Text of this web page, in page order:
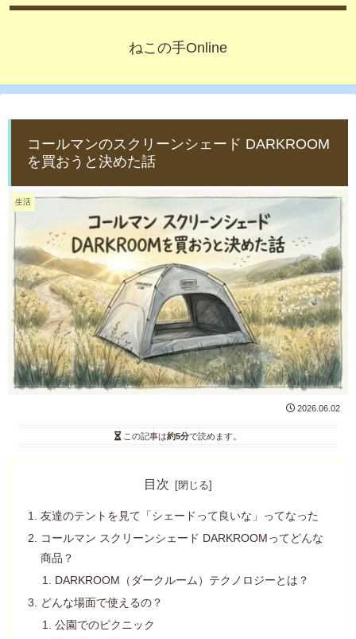
ねこの手Online
コールマンのスクリーンシェード DARKROOM
を買おうと決めた話
生活
2026.06.02
この記事は約5分で読めます。
目次
友達のテントを見て「シェードって良いな」ってなった
コールマン スクリーンシェード DARKROOMってどんな
商品？
DARKROOM（ダークルーム）テクノロジーとは？
どんな場面で使えるの？
公園でのピクニック